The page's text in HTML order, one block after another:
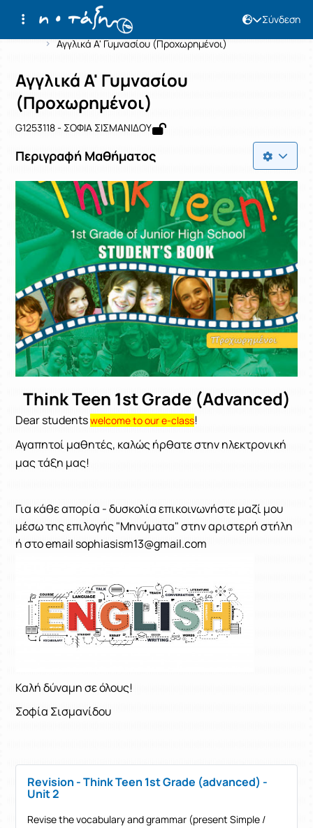
Σύνδεση
Αρχική Σελίδα
Αγγλικά Α' Γυμνασίου (Προχωρημένοι)
Μάθημα : Αγγλικά Α' Γυμνασίου
Κωδικός : G1253118
Αγγλικά Α' Γυμνασίου
(Προχωρημένοι)
G1253118 - ΣΟΦΙΑ ΣΙΣΜΑΝΙΔΟΥ
Περιγραφή Μαθήματος
Think Teen 1st Grade (Advanced)
Dear studentswelcome to our e-class!
Αγαπητοί μαθητές, καλώς ήρθατε στην ηλεκτρονική
μας τάξη μας!
Για κάθε απορία - δυσκολία επικοινωνήστε μαζί μου
μέσω της επιλογής "Μηνύματα" στην αριστερή στήλη
ή στο email sophiasism13@gmail.com
Καλή δύναμη σε όλους!
Σοφία Σισμανίδου
Revision - Think Teen 1st Grade (advanced) -
Unit 2
Revise the vocabulary and grammar (present Simple /